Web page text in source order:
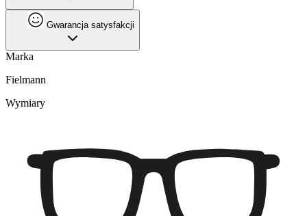
Gwarancja satysfakcji
Marka
Fielmann
Wymiary